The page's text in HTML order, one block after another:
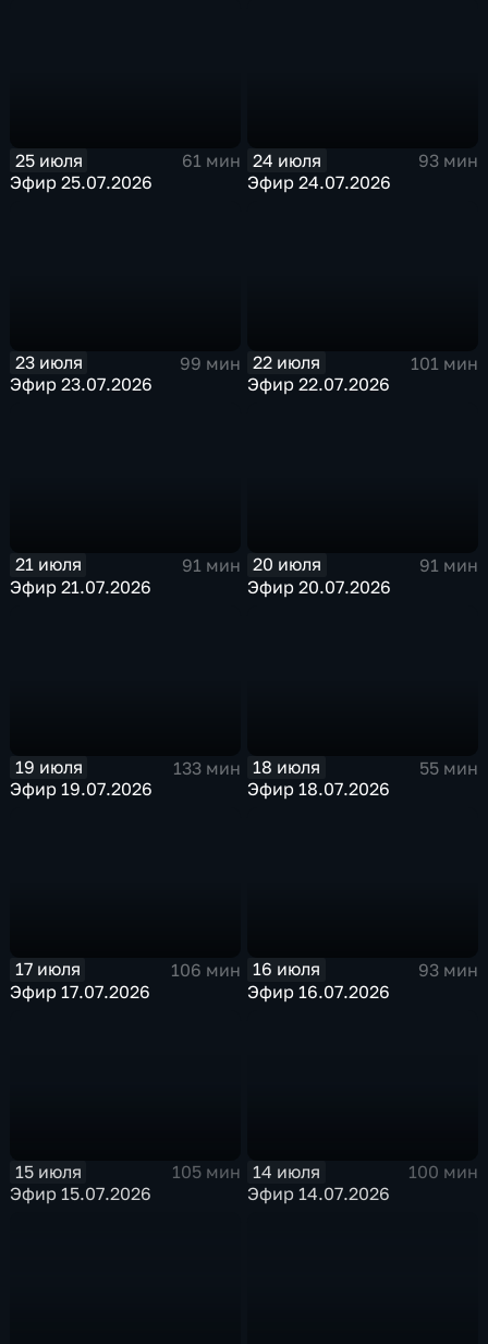
25 июля
61 мин
Эфир 25.07.2026
24 июля
93 мин
Эфир 24.07.2026
23 июля
99 мин
Эфир 23.07.2026
22 июля
101 мин
Эфир 22.07.2026
21 июля
91 мин
Эфир 21.07.2026
20 июля
91 мин
Эфир 20.07.2026
19 июля
133 мин
Эфир 19.07.2026
18 июля
55 мин
Эфир 18.07.2026
17 июля
106 мин
Эфир 17.07.2026
16 июля
93 мин
Эфир 16.07.2026
15 июля
105 мин
Эфир 15.07.2026
14 июля
100 мин
Эфир 14.07.2026